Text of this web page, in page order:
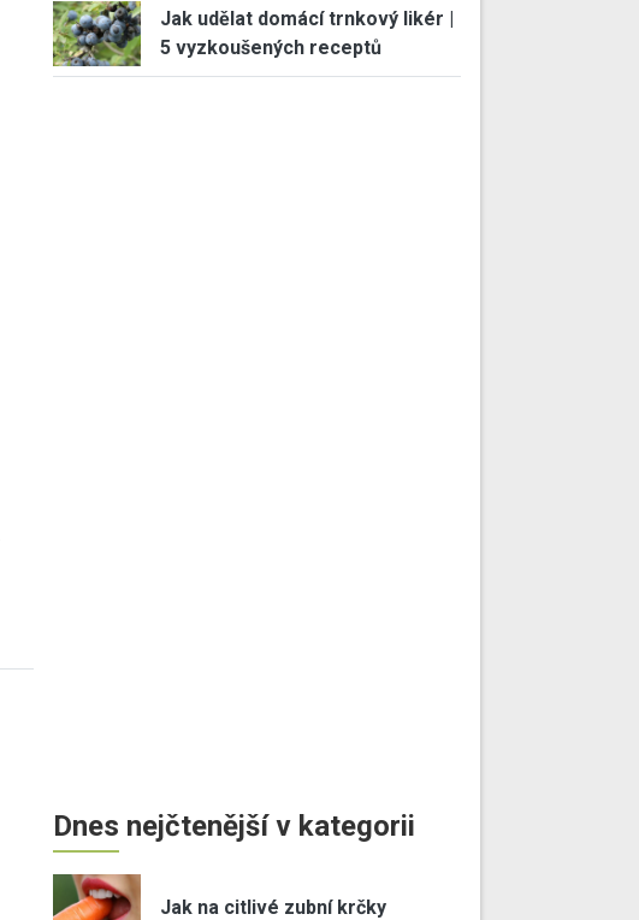
Jak udělat domácí trnkový likér |
5 vyzkoušených receptů
Dnes nejčtenější v kategorii
Jak na citlivé zubní krčky